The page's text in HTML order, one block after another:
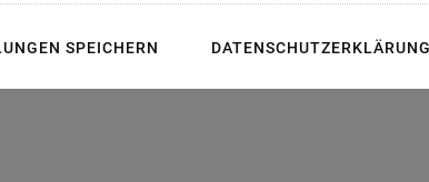
SPEICHERN DATENSCHUTZERKLÄRUNG